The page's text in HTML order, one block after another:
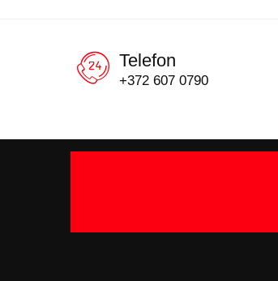
Telefon
+372 607 0790